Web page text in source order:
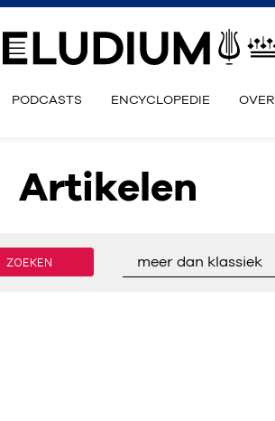
PODCASTS ENCYCLOPEDIE OVER
Artikelen
ZOEKEN meer dan klassiek